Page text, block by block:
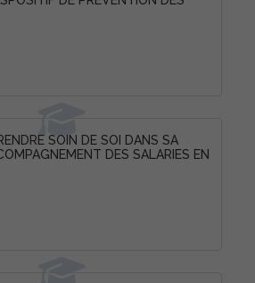
SOIN DE SOI DANS SA
DES SALARIES EN